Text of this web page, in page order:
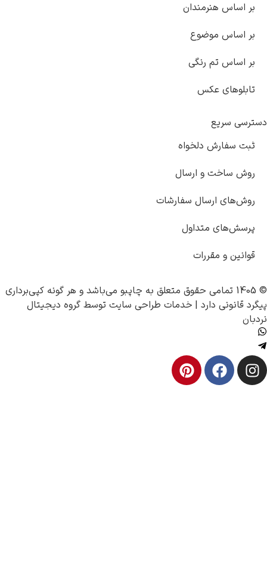
رنگی
ارسال
سفارشات
چاپبومی‌باشد و هر گونه کپی‌برداری
|خدمات طراحی سایت توسطگروه دیجیتال